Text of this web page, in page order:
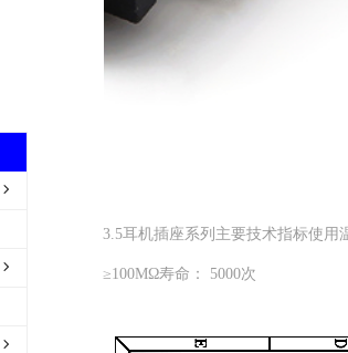
ꁇ
ꁇ
ꁇ
3.5耳机插座系列主要技术指标使用
≥100MΩ寿命： 5000次